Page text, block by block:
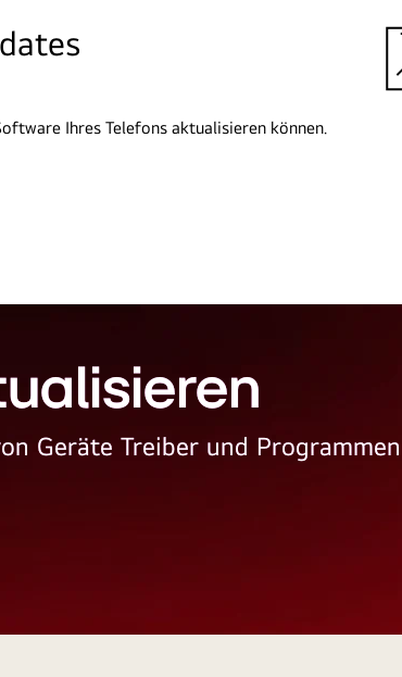
Ihres Telefons aktualisieren können.
Geräte Treiber und Programmen